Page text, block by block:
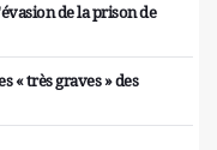
de la prison de
« très graves » des